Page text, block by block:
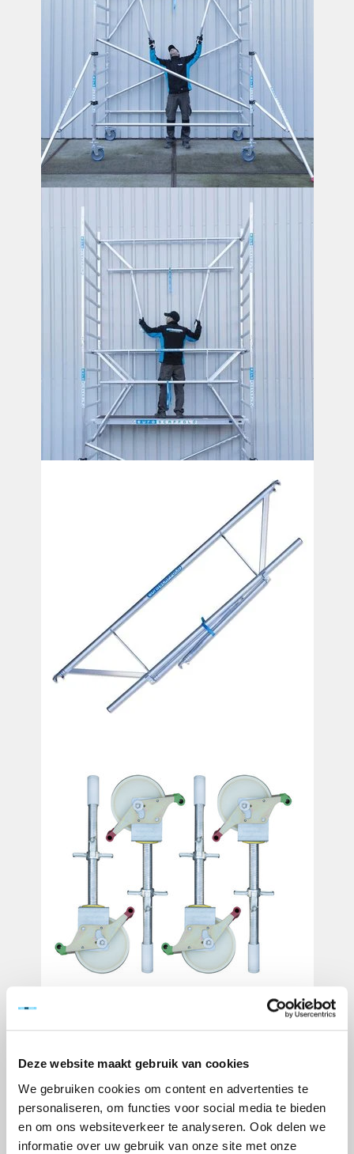
Deze website maakt gebruik van cookies
We gebruiken cookies om content en advertenties te
personaliseren, om functies voor social media te bieden
en om ons websiteverkeer te analyseren. Ook delen we
informatie over uw gebruik van onze site met onze